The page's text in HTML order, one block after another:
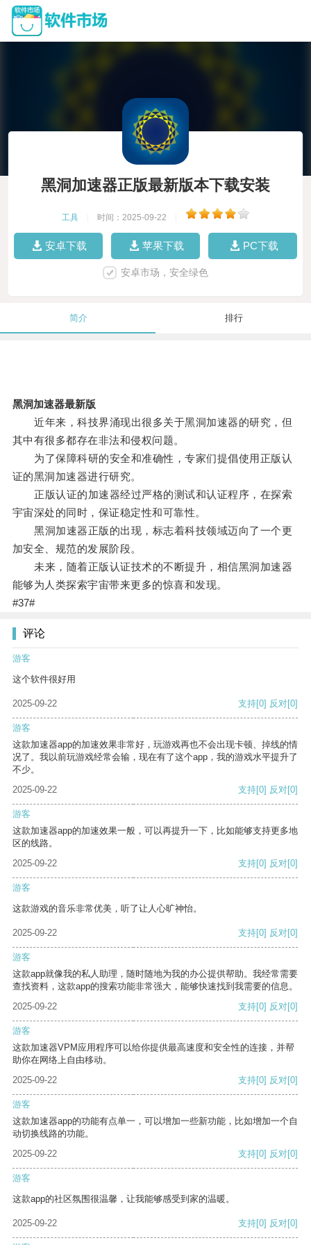
黑洞加速器正版最新版本下载安装
工具 时间：2025-09-22
安卓下载 苹果下载 PC下载
安卓市场，安全绿色
简介 排行
黑洞加速器最新版
近年来，科技界涌现出很多关于黑洞加速器的研究，但
其中有很多都存在非法和侵权问题。
为了保障科研的安全和准确性，专家们提倡使用正版认
证的黑洞加速器进行研究。
正版认证的加速器经过严格的测试和认证程序，在探索
宇宙深处的同时，保证稳定性和可靠性。
黑洞加速器正版的出现，标志着科技领域迈向了一个更
加安全、规范的发展阶段。
未来，随着正版认证技术的不断提升，相信黑洞加速器
能够为人类探索宇宙带来更多的惊喜和发现。
#37#
评论
游客
这个软件很好用
2025-09-22 支持[0] 反对[0]
游客
这款加速器app的加速效果非常好，玩游戏再也不会出现卡顿、掉线的情
况了。我以前玩游戏经常会输，现在有了这个app，我的游戏水平提升了
不少。
2025-09-22
支持[0] 反对[0]
游客
这款加速器app的加速效果一般，可以再提升一下，比如能够支持更多地
区的线路。
2025-09-22
支持[0] 反对[0]
游客
这款游戏的音乐非常优美，听了让人心旷神怡。
2025-09-22 支持[0] 反对[0]
游客
这款app就像我的私人助理，随时随地为我的办公提供帮助。我经常需要
查找资料，这款app的搜索功能非常强大，能够快速找到我需要的信息。
2025-09-22
支持[0] 反对[0]
游客
这款加速器VPM应用程序可以给你提供最高速度和安全性的连接，并帮
助你在网络上自由移动。
2025-09-22
支持[0] 反对[0]
游客
这款加速器app的功能有点单一，可以增加一些新功能，比如增加一个自
动切换线路的功能。
2025-09-22
支持[0] 反对[0]
游客
这款app的社区氛围很温馨，让我能够感受到家的温暖。
2025-09-22 支持[0] 反对[0]